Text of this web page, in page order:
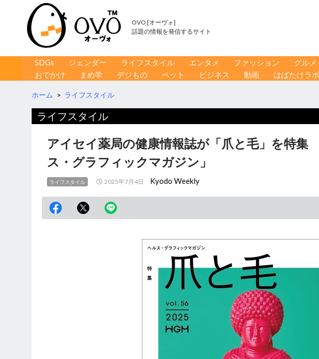
OVO [オーヴォ]
話題の情報を発信するサイト
コンテンツへ移動
SDGs ジェンダー ライフスタイル エンタメ ファッション グルメ
おでかけ
まめ学 デジもの ペット ビジネス 動画 はばたけラボ
ホーム > ライフスタイル
ライフスタイル
アイセイ薬局の健康情報誌が「爪と毛」を特
ス・グラフィックマガジン」
ライフスタイル 2025年7月4日 Kyodo Weekly